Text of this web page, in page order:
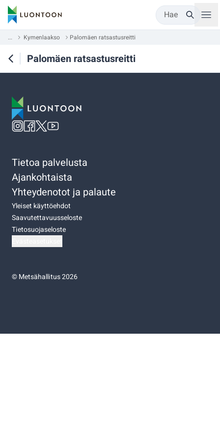
Hae
... Kymenlaakso Palomäen ratsastusreitti
Palomäen ratsastusreitti
Tietoa palvelusta
Ajankohtaista
Yhteydenotot ja palaute
Yleiset käyttöehdot
Saavutettavuusseloste
Tietosuojaseloste
©Metsähallitus 2026